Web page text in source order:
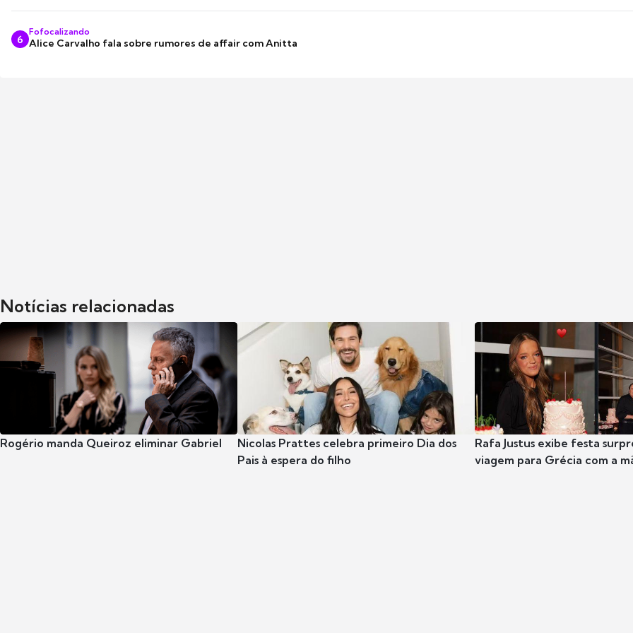
6
Fofocalizando
Alice Carvalho fala sobre rumores de affair com Anitta
Notícias relacionadas
Rogério manda Queiroz eliminar Gabriel
Nicolas Prattes celebra primeiro Dia dos
Pais à espera do filho
Rafa Justus exibe festa
viagem para Grécia com a